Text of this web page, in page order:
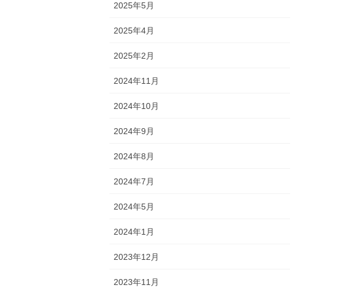
2025年5月
2025年4月
2025年2月
2024年11月
2024年10月
2024年9月
2024年8月
2024年7月
2024年5月
2024年1月
2023年12月
2023年11月